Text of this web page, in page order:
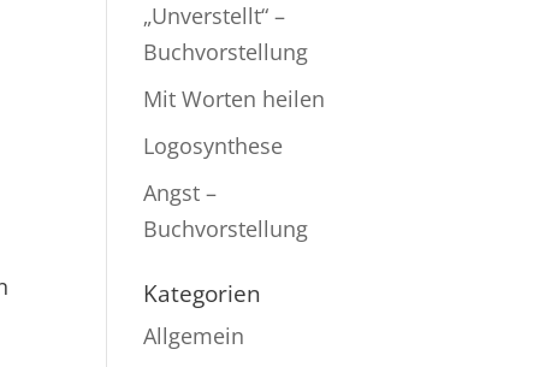
„Unverstellt“ –
Buchvorstellung
Mit Worten heilen
Logosynthese
Angst –
Buchvorstellung
Kategorien
Allgemein